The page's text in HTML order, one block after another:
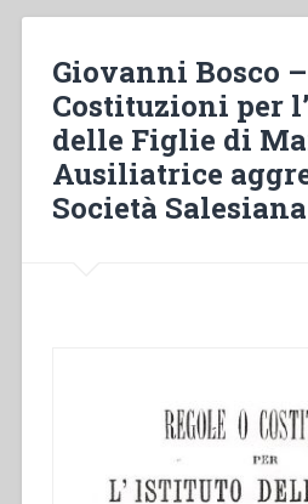
sales
ospizio
di
Esposizione
del
Giovanni Bosco
Costituzioni per
delle Figlie di
Ausiliatrice
Società Salesiana